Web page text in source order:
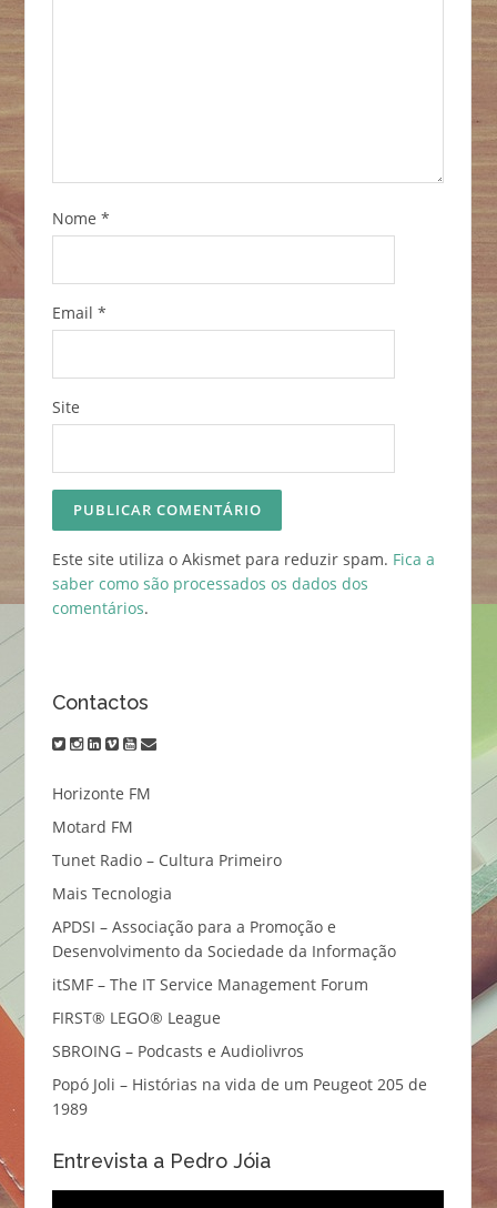
Nome *
Email *
Site
Este site utiliza o Akismet para reduzir spam. Fica a
saber como são processados os dados dos
comentários.
Contactos
twitter
instagram
linkedin
vimeoyoutube
email
Horizonte FM
Motard FM
Tunet Radio – Cultura Primeiro
Mais Tecnologia
APDSI – Associação para a Promoção e
Desenvolvimento da Sociedade da Informação
itSMF – The IT Service Management Forum
FIRST® LEGO® League
SBROING – Podcasts e Audiolivros
Popó Joli – Histórias na vida de um Peugeot 205 de
1989
Entrevista a Pedro Jóia